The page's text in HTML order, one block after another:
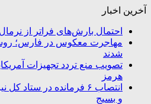
آخرین اخبار
احتمال بارش‌های فراتر از نرمال
مهاجرت معکوس در فارس؛
شدند
تصویب منع تردد تجهیزات
هرمز
انتصاب ۶ فرمانده در
و بسیج